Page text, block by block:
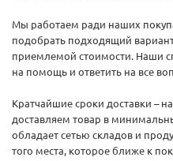
Мы работаем ради наших
подобрать подходящий
приемлемой стоимости. Наши
на помощь и ответить на все
Кратчайшие сроки доставки –
доставляем товар в
обладает сетью складов и
того места, которое ближе к